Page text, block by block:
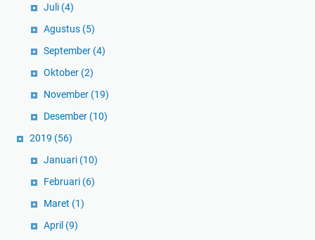
Juli (4)
Agustus (5)
September (4)
Oktober (2)
November (19)
Desember (10)
2019 (56)
Januari (10)
Februari (6)
Maret (1)
April (9)